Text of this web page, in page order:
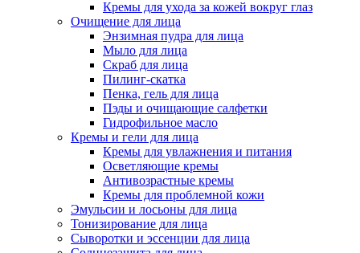
Кремы для ухода за кожей вокруг глаз
Очищение для лица
Энзимная пудра для лица
Мыло для лица
Скраб для лица
Пилинг-скатка
Пенка, гель для лица
Пэды и очищающие салфетки
Гидрофильное масло
Кремы и гели для лица
Кремы для увлажнения и питания
Осветляющие кремы
Антивозрастные кремы
Кремы для проблемной кожи
Эмульсии и лосьоны для лица
Тонизирование для лица
Сыворотки и эссенции для лица